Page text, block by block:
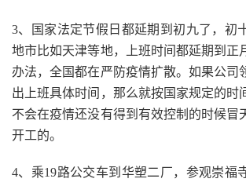
3、国家法定节假日都延期到初九了，初
地市比如天津等地，上班时间都延期到正
办法，全国都在严防疫情扩散。如果公司
出上班具体时间，那么就按国家规定的时
不会在疫情还没有得到有效控制的时候冒
开工的。
4、乘19路公交车到华塑二厂，参观崇福